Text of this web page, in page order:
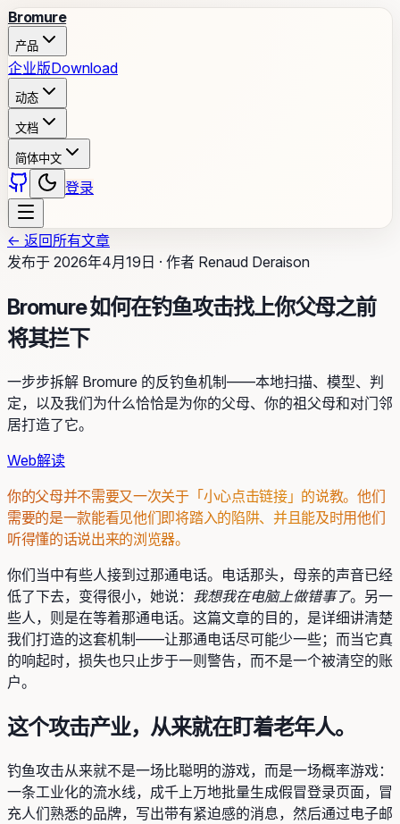
Bromure
产品
企业版Download
动态
文档
简体中文
登录
← 返回所有文章
发布于 2026年4月19日 · 作者 Renaud Deraison
Bromure 如何在钓鱼攻击找上你父母之前
将其拦下
一步步拆解 Bromure 的反钓鱼机制——本地扫描、模型、判
定，以及我们为什么恰恰是为你的父母、你的祖父母和对门邻
居打造了它。
Web解读
你的父母并不需要又一次关于「小心点击链接」的说教。他们
需要的是一款能看见他们即将踏入的陷阱、并且能及时用他们
听得懂的话说出来的浏览器。
你们当中有些人接到过那通电话。电话那头，母亲的声音已经
低了下去，变得很小，她说： 我想我在电脑上做错事了。另一
些人，则是在等着那通电话。这篇文章的目的，是详细讲清楚
我们打造的这套机制——让那通电话尽可能少一些；而当它真
的响起时，损失也只止步于一则警告，而不是一个被清空的账
户。
这个攻击产业，从来就在盯着老年人。
钓鱼攻击从来就不是一场比聪明的游戏，而是一场概率游戏：
一条工业化的流水线，成千上万地批量生成假冒登录页面，冒
充人们熟悉的品牌，写出带有紧迫感的消息，然后通过电子邮